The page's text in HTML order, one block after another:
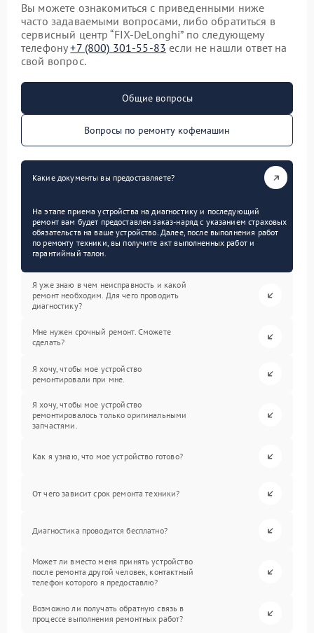
Вы можете ознакомиться с приведенными ниже
часто задаваемыми вопросами, либо обратиться в
сервисный центр “FIX-DeLonghi” по следующему
телефону+7 (800) 301-55-83 если не нашли ответ на
свой вопрос.
Общие вопросы
Вопросы по ремонту кофемашин
Какие документы вы предоставляете?
На этапе приема устройства на диагностику и последующий
ремонт вам будет предоставлен заказ-наряд с указанием страховых
обязательств на ваше устройство. Далее, после выполнения работ
по ремонту техники, вы получите акт выполненных работ и
гарантийный талон.
Я уже знаю в чем неисправность и какой
ремонт необходим. Для чего проводить
диагностику?
Мне нужен срочный ремонт. Сможете
сделать?
Я хочу, чтобы мое устройство
ремонтировали при мне.
Я хочу, чтобы мое устройство
ремонтировалось только оригинальными
запчастями.
Как я узнаю, что мое устройство готово?
От чего зависит срок ремонта техники?
Диагностика проводится бесплатно?
Может ли вместо меня принять устройство
после ремонта другой человек, контактный
телефон которого я предоставлю?
Возможно ли получать обратную связь в
процессе выполнения ремонтных работ?